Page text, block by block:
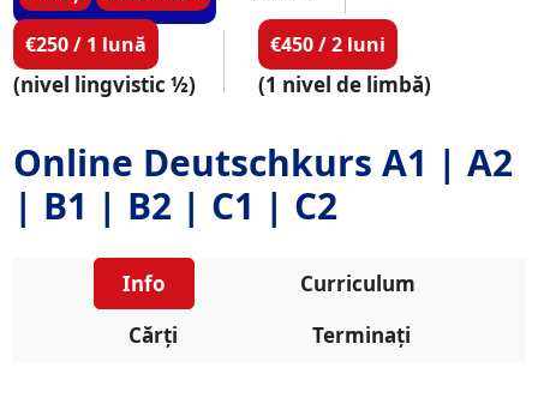
€250 / 1 lună
(nivel lingvistic ½)
€450 / 2 luni
(1 nivel de limbă)
Online Deutschkurs A1 | A2
| B1 | B2 | C1 | C2
Info
Curriculum
Cărți
Terminați